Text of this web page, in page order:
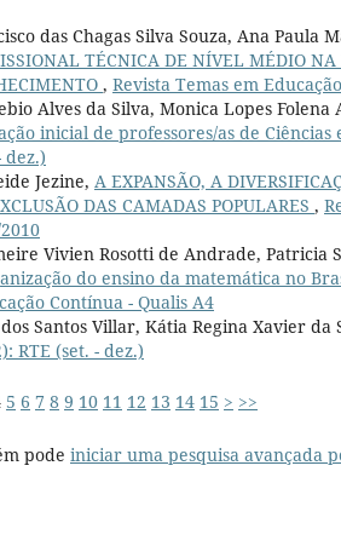
das Chagas Silva Souza, Ana Paula
TÉCNICA DE NÍVEL MÉDIO
, Revista Temas em
Alves da Silva, Monica Lopes Folena
inicial de professores/as de Ciências
dez.)
Jezine, A EXPANSÃO, A
DAS CAMADAS POPULARES ,
Vivien Rosotti de Andrade, Patricia
do ensino da matemática no
Contínua - Qualis A4
Santos Villar, Kátia Regina Xavier da
RTE (set. - dez.)
5 6 7 8 9 10 11 12 13 14 15 > >>
pode iniciar uma pesquisa avançada